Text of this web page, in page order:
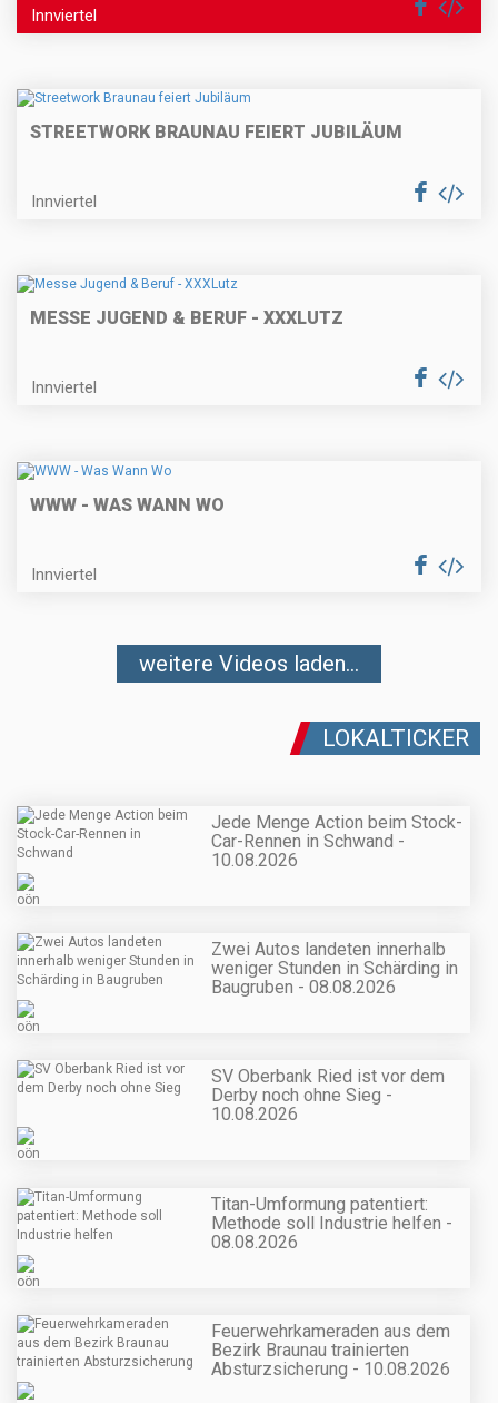
Innviertel
STREETWORK BRAUNAU FEIERT JUBILÄUM
Innviertel
MESSE JUGEND & BERUF - XXXLUTZ
Innviertel
WWW - WAS WANN WO
Innviertel
weitere Videos laden...
LOKALTICKER
Jede Menge Action beim Stock-
Car-Rennen in Schwand -
10.08.2026
Zwei Autos landeten innerhalb
weniger Stunden in Schärding in
Baugruben - 08.08.2026
SV Oberbank Ried ist vor dem
Derby noch ohne Sieg -
10.08.2026
Titan-Umformung patentiert:
Methode soll Industrie helfen -
08.08.2026
Feuerwehrkameraden aus dem
Bezirk Braunau trainierten
Absturzsicherung - 10.08.2026